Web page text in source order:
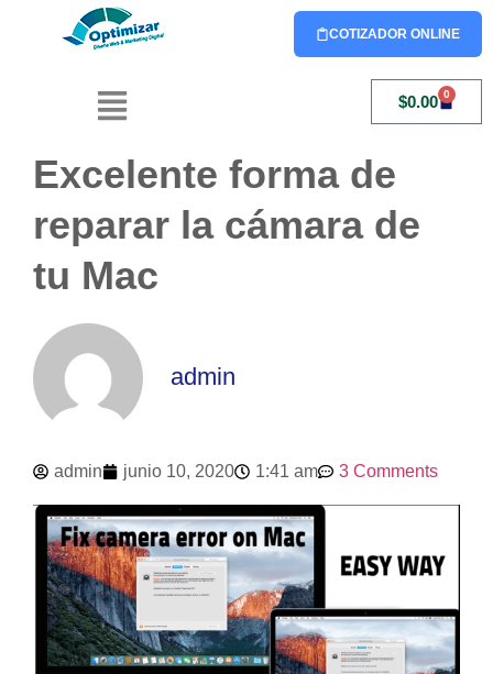
COTIZADOR ONLINE
$0.00 0
Excelente forma de
reparar la cámara de
tu Mac
admin
admin junio 10, 2020 1:41 am 3 Comments